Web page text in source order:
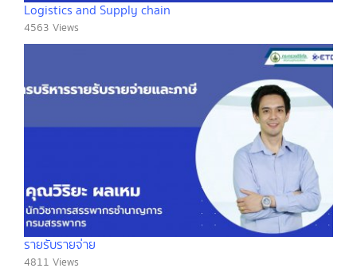
Logistics and Supply chain
4563 Views
รายรับรายจ่าย
4811 Views